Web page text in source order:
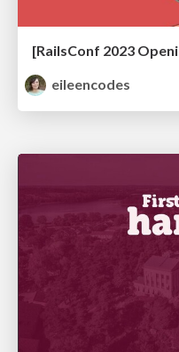
eileencodes